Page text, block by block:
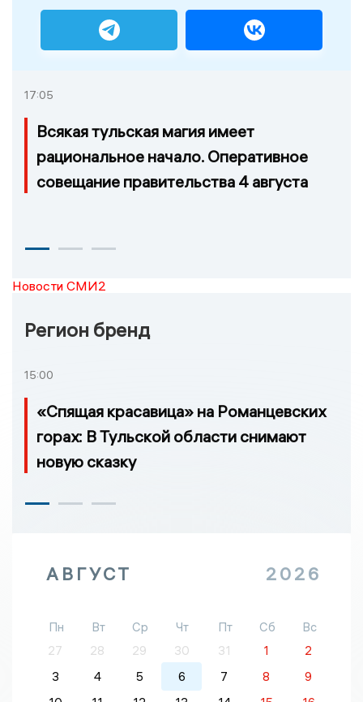
17:05
Всякая тульская магия имеет
рациональное начало. Оперативное
совещание правительства 4 августа
Новости СМИ2
Регион бренд
15:00
«Спящая красавица» на Романцевских
горах: В Тульской области снимают
новую сказку
АВГУСТ 2026
Пн Вт Ср Чт Пт Сб
Вс
27
28 29 30 31 1
2
3
4 5 6 7 8
9